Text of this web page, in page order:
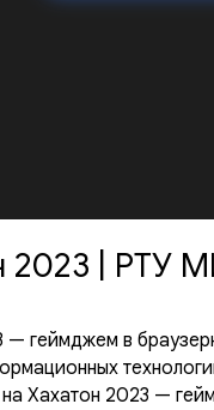
2023 | РТУ
— геймджем в
Хахатон 2023 —